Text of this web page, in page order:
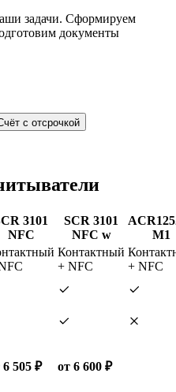
задачи. Сформируем
документы
с отсрочкой
3101
NFC
SCR 3101
NFC w
M1
Контактный
+ NFC
+ NFC
6 505 ₽ от 6 600 ₽